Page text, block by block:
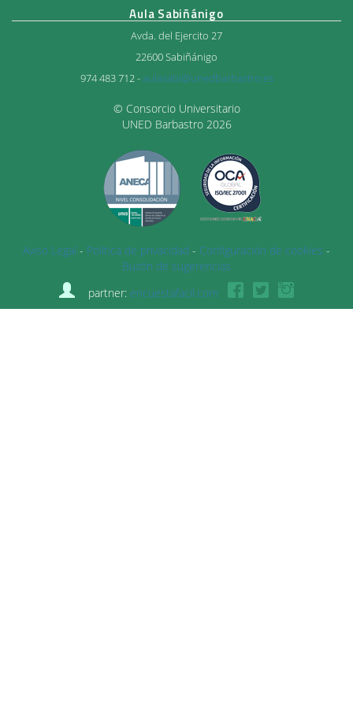
Aula Sabiñánigo
Avda. del Ejercito 27
22600 Sabiñánigo
974 483 712 -aulasabi@unedbarbastro.es
© Consorcio Universitario
UNED Barbastro 2026
Aviso Legal - Política de privacidad - Configuración de cookies -
Buzón de sugerencias
partner: encuestafacil.com